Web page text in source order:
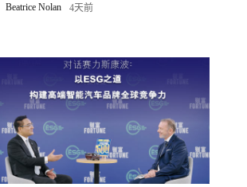
Beatrice Nolan 4天前